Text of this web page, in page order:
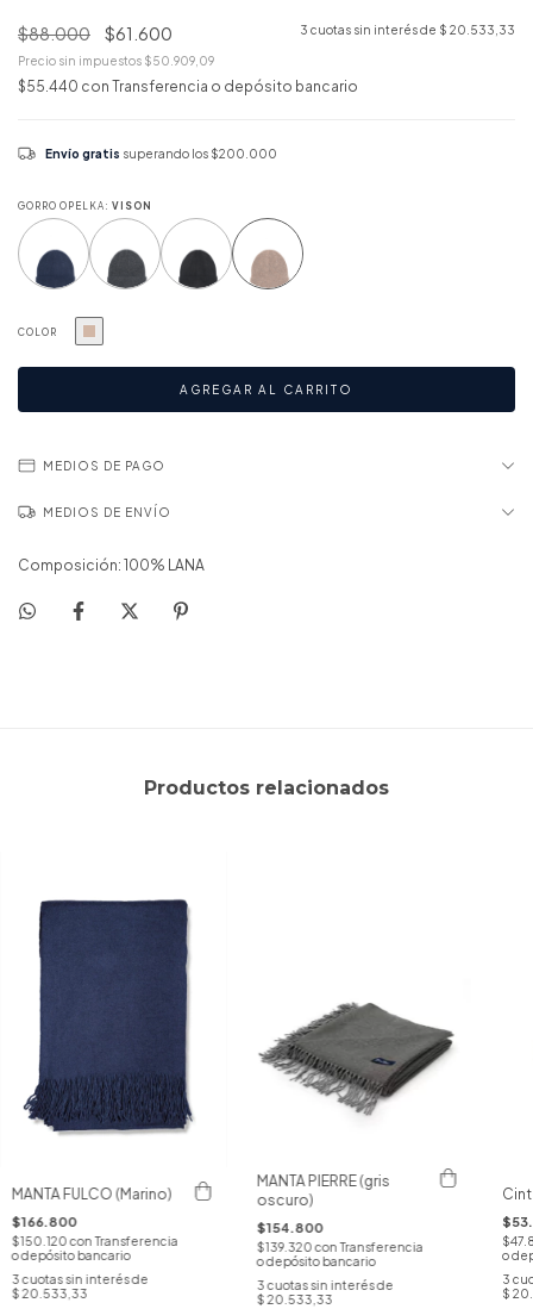
$88.000 $61.600 3 cuotas sin interés de $ 20.533,33
Precio sin impuestos $50.909,09
$55.440 con Transferencia o depósito bancario
Envío gratis superando los $200.000
GORRO OPELKA: VISON
COLOR
MEDIOS DE PAGO
MEDIOS DE ENVÍO
Composición: 100% LANA
Productos relacionados
MANTA FULCO (Marino)
$166.800
$150.120con Transferencia
o depósito bancario
3cuotas sin interés de
$ 20.533,33
MANTA PIERRE (gris
oscuro)
$154.800
$139.320con Transferencia
o depósito bancario
3cuotas sin interés de
$ 20.533,33
o
3
$